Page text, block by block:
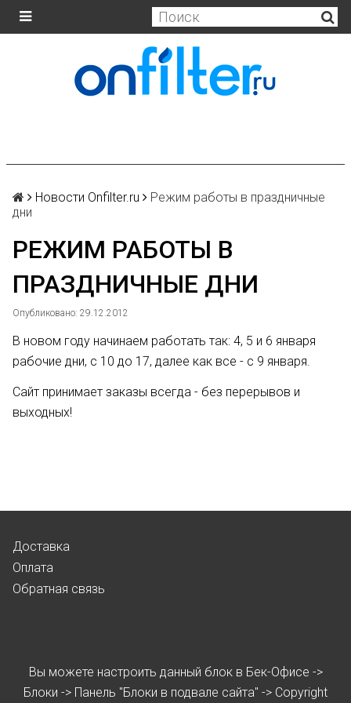
Новости Onfilter.ru
Режим работы в праздничные
дни
РЕЖИМ РАБОТЫ В
ПРАЗДНИЧНЫЕ ДНИ
Опубликовано: 29.12.2012
В новом году начинаем работать так: 4, 5 и 6 января
рабочие дни, с 10 до 17, далее как все - с 9 января.
Сайт принимает заказы всегда - без перерывов и
выходных!
Доставка
Оплата
Обратная связь
Вы можете настроить данный блок в Бек-Офисе ->
Блоки -> Панель "Блоки в подвале сайта" -> Copyright